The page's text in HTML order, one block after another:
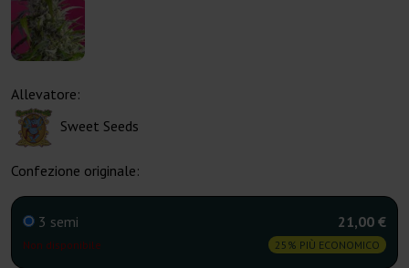
Allevatore:
Sweet Seeds
Confezione originale:
3 semi
Non disponibile
21,00 €
25% PIÙ ECONOMICO